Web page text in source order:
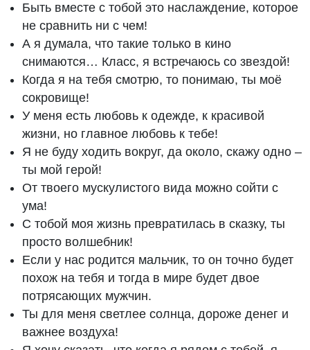
Быть вместе с тобой это наслаждение, которое
не сравнить ни с чем!
А я думала, что такие только в кино
снимаются… Класс, я встречаюсь со звездой!
Когда я на тебя смотрю, то понимаю, ты моё
сокровище!
У меня есть любовь к одежде, к красивой
жизни, но главное любовь к тебе!
Я не буду ходить вокруг, да около, скажу одно –
ты мой герой!
От твоего мускулистого вида можно сойти с
ума!
С тобой моя жизнь превратилась в сказку, ты
просто волшебник!
Если у нас родится мальчик, то он точно будет
похож на тебя и тогда в мире будет двое
потрясающих мужчин.
Ты для меня светлее солнца, дороже денег и
важнее воздуха!